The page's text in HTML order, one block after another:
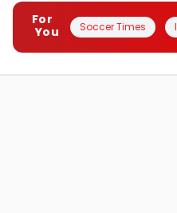
For
You
Soccer Times